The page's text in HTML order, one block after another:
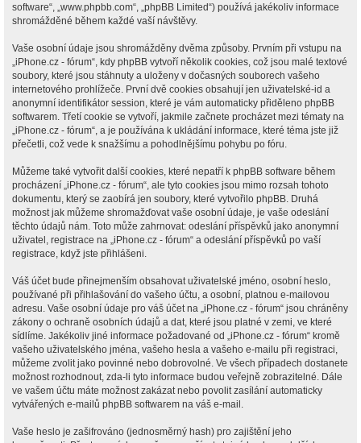
software“, „www.phpbb.com“, „phpBB Limited“) používá jakékoliv informace
shromážděné během každé vaší návštěvy.
Vaše osobní údaje jsou shromážděny dvěma způsoby. Prvním při vstupu na
„iPhone.cz - fórum“, kdy phpBB vytvoří několik cookies, což jsou malé textové
soubory, které jsou stáhnuty a uloženy v dočasných souborech vašeho
internetového prohlížeče. První dvě cookies obsahují jen uživatelské-id a
anonymní identifikátor session, které je vám automaticky přiděleno phpBB
softwarem. Třetí cookie se vytvoří, jakmile začnete procházet mezi tématy na
„iPhone.cz - fórum“, a je používána k ukládání informace, které téma jste již
přečetli, což vede k snažšímu a pohodlnějšímu pohybu po fóru.
Můžeme také vytvořit další cookies, které nepatří k phpBB software během
procházení „iPhone.cz - fórum“, ale tyto cookies jsou mimo rozsah tohoto
dokumentu, který se zaobírá jen soubory, které vytvořilo phpBB. Druhá
možnost jak můžeme shromažďovat vaše osobní údaje, je vaše odeslání
těchto údajů nám. Toto může zahrnovat: odeslání příspěvků jako anonymní
uživatel, registrace na „iPhone.cz - fórum“ a odeslání příspěvků po vaší
registrace, když jste přihlášeni.
Váš účet bude přinejmenším obsahovat uživatelské jméno, osobní heslo,
používané při přihlašování do vašeho účtu, a osobní, platnou e-mailovou
adresu. Vaše osobní údaje pro váš účet na „iPhone.cz - fórum“ jsou chráněny
zákony o ochraně osobních údajů a dat, které jsou platné v zemi, ve které
sídlíme. Jakékoliv jiné informace požadované od „iPhone.cz - fórum“ kromě
vašeho uživatelského jména, vašeho hesla a vašeho e-mailu při registraci,
můžeme zvolit jako povinné nebo dobrovolné. Ve všech případech dostanete
možnost rozhodnout, zda-li tyto informace budou veřejně zobrazitelné. Dále
ve vašem účtu máte možnost zakázat nebo povolit zasílání automaticky
vytvářených e-mailů phpBB softwarem na váš e-mail.
Vaše heslo je zašifrováno (jednosměrný hash) pro zajištění jeho